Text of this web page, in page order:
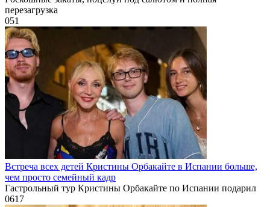
перезагрузка
051
Встреча всех детей Кристины Орбакайте в Испании больше,
чем просто семейный кадр
Гастрольный тур Кристины Орбакайте по Испании подарил
0617